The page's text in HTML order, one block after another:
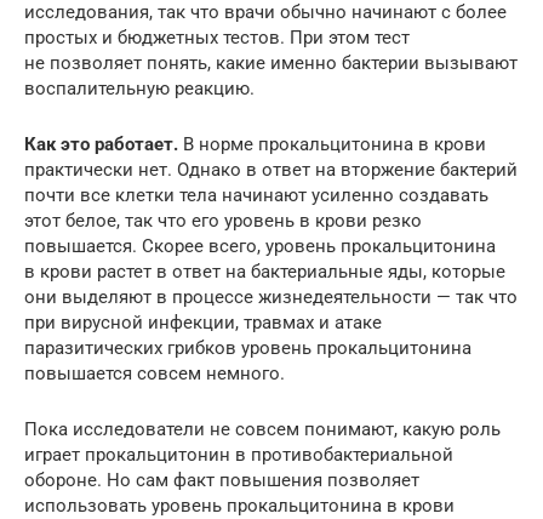
исследования, так что врачи обычно начинают с более
простых и бюджетных тестов. При этом тест
не позволяет понять, какие именно бактерии вызывают
воспалительную реакцию.
Как это работает. В норме прокальцитонина в крови
практически нет. Однако в ответ на вторжение бактерий
почти все клетки тела начинают усиленно создавать
этот белое, так что его уровень в крови резко
повышается. Скорее всего, уровень прокальцитонина
в крови растет в ответ на бактериальные яды, которые
они выделяют в процессе жизнедеятельности — так что
при вирусной инфекции, травмах и атаке
паразитических грибков уровень прокальцитонина
повышается совсем немного.
Пока исследователи не совсем понимают, какую роль
играет прокальцитонин в противобактериальной
обороне. Но сам факт повышения позволяет
использовать уровень прокальцитонина в крови